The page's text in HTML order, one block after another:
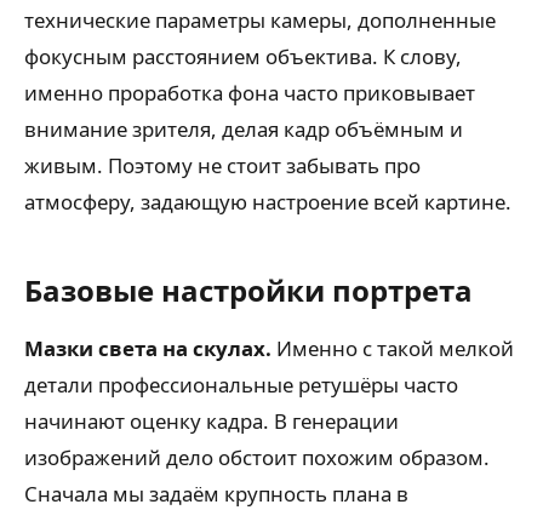
технические параметры камеры, дополненные
фокусным расстоянием объектива. К слову,
именно проработка фона часто приковывает
внимание зрителя, делая кадр объёмным и
живым. Поэтому не стоит забывать про
атмосферу, задающую настроение всей картине.
Базовые настройки портрета
Мазки света на скулах. Именно с такой мелкой
детали профессиональные ретушёры часто
начинают оценку кадра. В генерации
изображений дело обстоит похожим образом.
Сначала мы задаём крупность плана в